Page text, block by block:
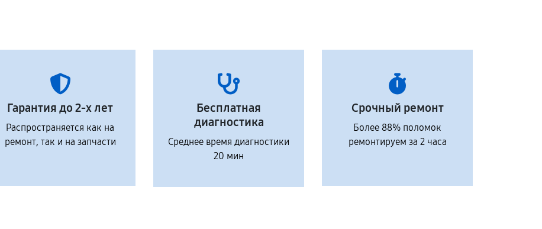
Гарантия до 2-х лет
Распространяется как на
ремонт, так и на запчасти
Бесплатная
диагностика
Среднее время диагностики
20 мин
Срочный ремонт
Более 88% поломок
ремонтируем за 2 часа